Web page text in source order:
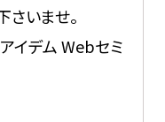
いませ。
イデム Webセミ